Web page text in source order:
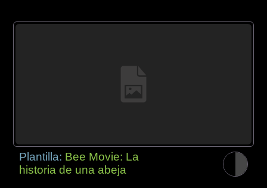
Plantilla: Bee Movie: La
historia de una abeja